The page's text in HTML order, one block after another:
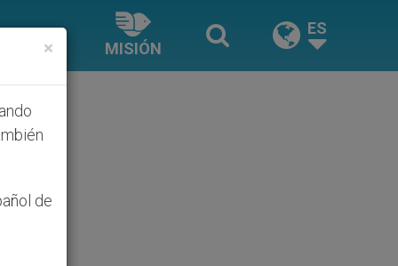
MISIÓN
ES
×
de